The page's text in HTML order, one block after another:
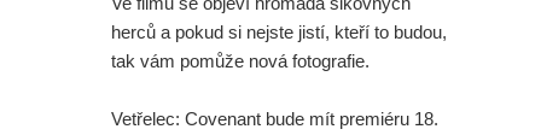
herců a pokud si nejste jistí, kteří to budou,
tak vám pomůže nová fotografie.
Vetřelec: Covenant bude mít premiéru 18.